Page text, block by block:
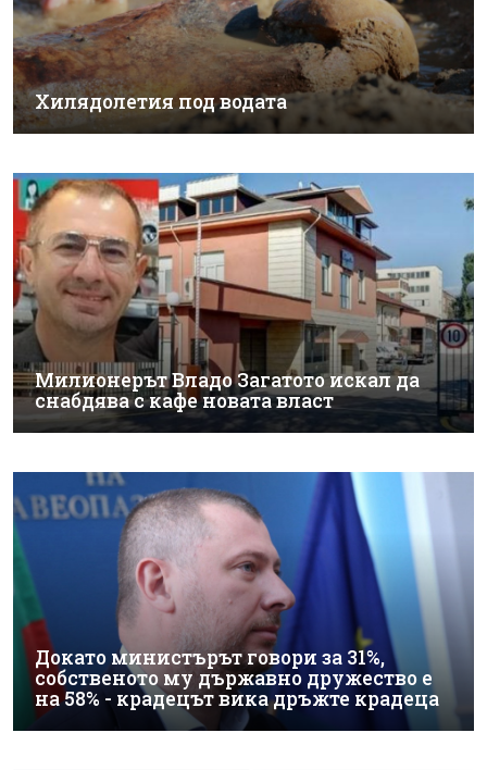
Хилядолетия под водата
Милионерът Владо Загатото искал да
снабдява с кафе новата власт
Докато министърът говори за 31%,
собственото му държавно дружество е
на 58% - крадецът вика дръжте крадеца